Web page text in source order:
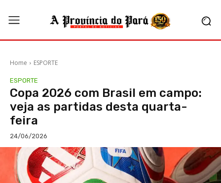
Home ESPORTE
ESPORTE
Copa 2026 com Brasil em campo:
veja as partidas desta quarta-
feira
24/06/2026